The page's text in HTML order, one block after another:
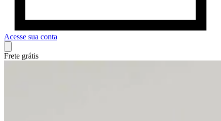
Acesse sua conta
Frete grátis